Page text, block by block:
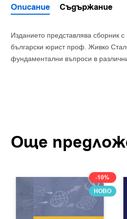
Описание Съдържание
Изданието представлява сборник
български юрист проф. Живко
фундаментални въпроси в
Още
-10%
НОВО